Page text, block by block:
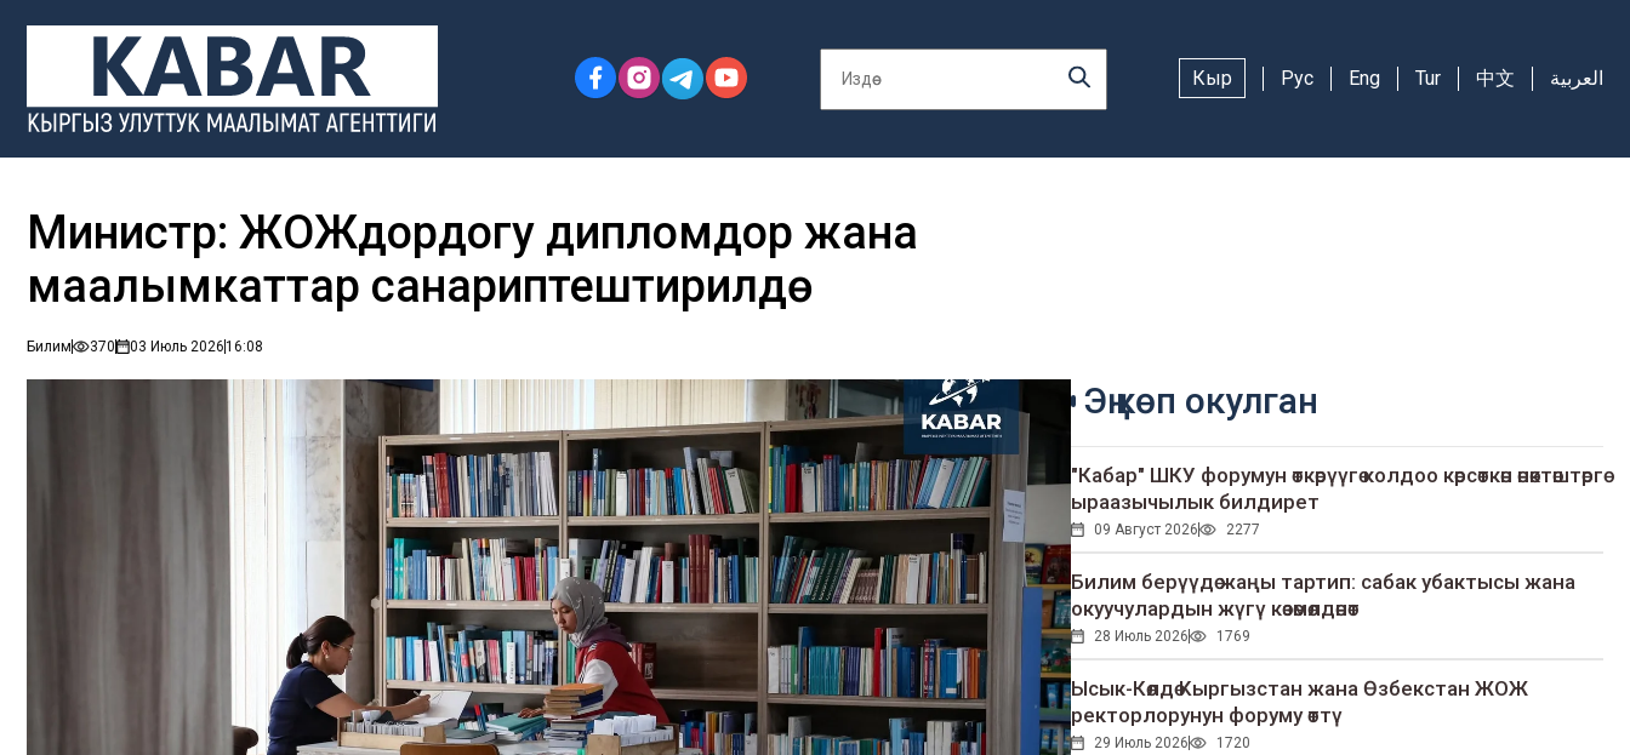
Кыр Рус Eng Tur 中文 العربية
Министр: ЖОЖдордогу дипломдор жана
маалымкаттар санариптештирилүүдө
Билим 370 03 Июль 202616:08
Эң көп окулган
"Кабар" ШКУ форумун өткөрүүгө колдоо көрсөткөн өнөктөштөргө
ыраазычылык билдирет
09 Август 2026 2277
Билим берүүдө жаңы тартип: сабак убактысы жана
окуучулардын жүгү көзөмөлдөнөт
28 Июль 2026 1769
Ысык-Көлдө Кыргызстан жана Өзбекстан ЖОЖ
ректорлорунун форуму өттү
29 Июль 2026 1720